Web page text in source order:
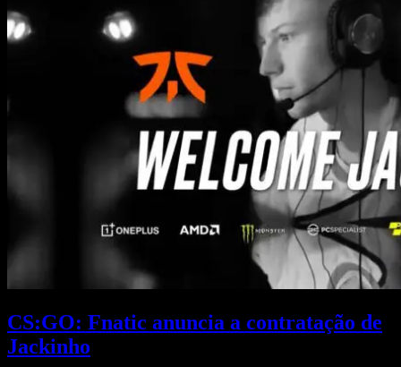
CS:GO: Fnatic anuncia a contratação de
Jackinho